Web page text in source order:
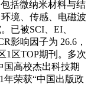
包括微纳米材料与结
境、传感、电磁波
已被SCI、EI、
影响因子为 26.6，
1区TOP期刊。多次
国高校杰出科技期
年荣获“中国出版政